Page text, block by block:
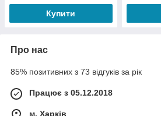
Купити
Про нас
85% позитивних з 73 відгуків за рік
Працює з 05.12.2018
м. Харків